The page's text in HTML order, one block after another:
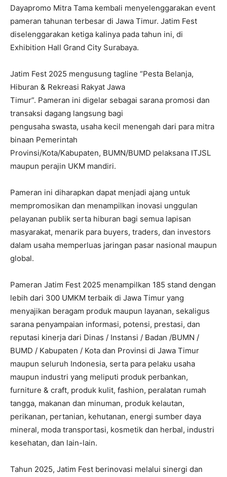
Dayapromo Mitra Tama kembali menyelenggarakan event
pameran tahunan terbesar di Jawa Timur. Jatim Fest
diselenggarakan ketiga kalinya pada tahun ini, di
Exhibition Hall Grand City Surabaya.
Jatim Fest 2025 mengusung tagline “Pesta Belanja,
Hiburan & Rekreasi Rakyat Jawa
Timur”. Pameran ini digelar sebagai sarana promosi dan
transaksi dagang langsung bagi
pengusaha swasta, usaha kecil menengah dari para mitra
binaan Pemerintah
Provinsi/Kota/Kabupaten, BUMN/BUMD pelaksana ITJSL
maupun perajin UKM mandiri.
Pameran ini diharapkan dapat menjadi ajang untuk
mempromosikan dan menampilkan inovasi unggulan
pelayanan publik serta hiburan bagi semua lapisan
masyarakat, menarik para buyers, traders, dan investors
dalam usaha memperluas jaringan pasar nasional maupun
global.
Pameran Jatim Fest 2025 menampilkan 185 stand dengan
lebih dari 300 UMKM terbaik di Jawa Timur yang
menyajikan beragam produk maupun layanan, sekaligus
sarana penyampaian informasi, potensi, prestasi, dan
reputasi kinerja dari Dinas / Instansi / Badan /BUMN /
BUMD / Kabupaten / Kota dan Provinsi di Jawa Timur
maupun seluruh Indonesia, serta para pelaku usaha
maupun industri yang meliputi produk perbankan,
furniture & craft, produk kulit, fashion, peralatan rumah
tangga, makanan dan minuman, produk kelautan,
perikanan, pertanian, kehutanan, energi sumber daya
mineral, moda transportasi, kosmetik dan herbal, industri
kesehatan, dan lain-lain.
Tahun 2025, Jatim Fest berinovasi melalui sinergi dan